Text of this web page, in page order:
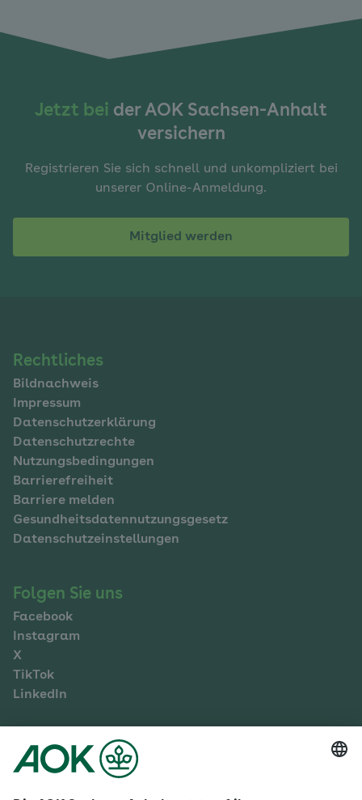
Jetzt bei der AOK Sachsen-Anhalt
versichern
Registrieren Sie sich schnell und unkompliziert bei
unserer Online-Anmeldung.
Mitglied werden
Navigation
im
Fußbereich
Rechtliches
Bildnachweis
Impressum
Datenschutzerklärung
Datenschutzrechte
Nutzungsbedingungen
Barrierefreiheit
Barriere melden
Gesundheitsdatennutzungsgesetz
Datenschutzeinstellungen
Folgen Sie uns
Facebook
Instagram
X
TikTok
LinkedIn
Mehr zur AOK Sachsen-Anhalt
Karriere